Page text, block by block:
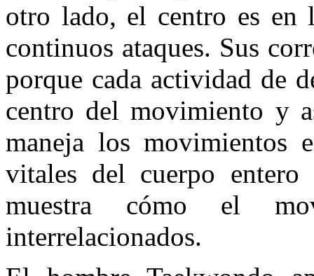
otro lado, el centro es en
continuos ataques. Sus
porque cada actividad de
centro del movimiento y
maneja los movimientos
vitales del cuerpo
muestra cómo el
interrelacionados.